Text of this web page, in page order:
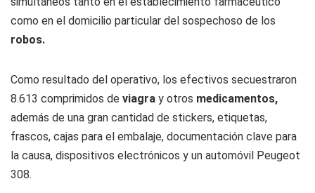
como en el domicilio particular del sospechoso de los
robos.
Como resultado del operativo, los efectivos secuestraron
8.613 comprimidos de viagra y otros medicamentos,
además de una gran cantidad de stickers, etiquetas,
frascos, cajas para el embalaje, documentación clave para
la causa, dispositivos electrónicos y un automóvil Peugeot
308.